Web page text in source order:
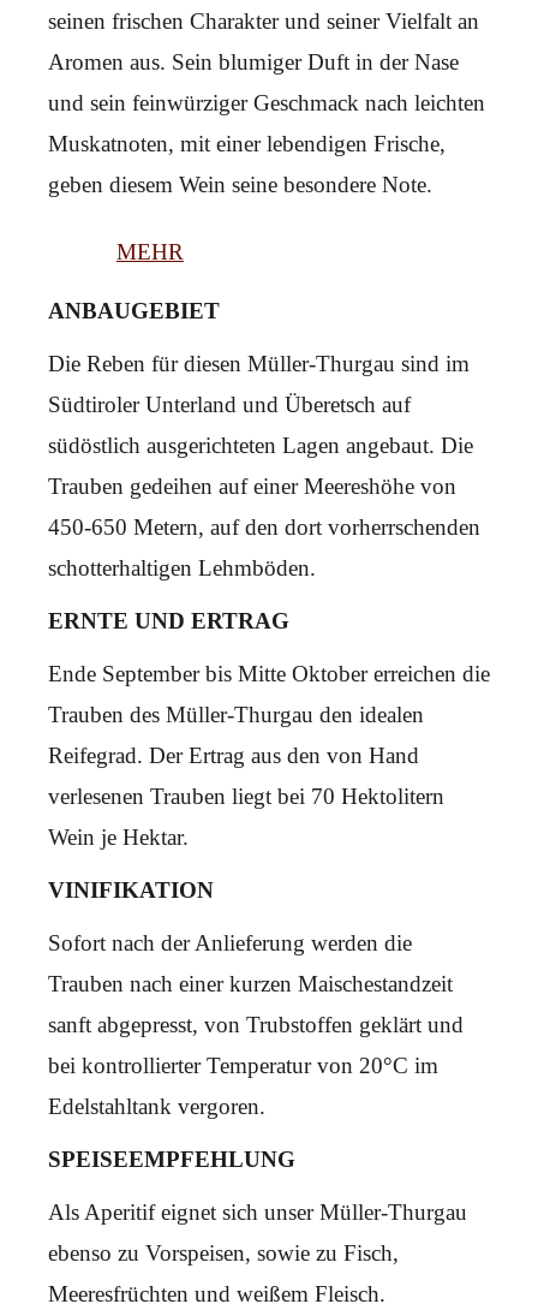
seinen frischen Charakter und seiner Vielfalt an
Aromen aus. Sein blumiger Duft in der Nase
und sein feinwürziger Geschmack nach leichten
Muskatnoten, mit einer lebendigen Frische,
geben diesem Wein seine besondere Note.
MEHR
ANBAUGEBIET
Die Reben für diesen Müller-Thurgau sind im
Südtiroler Unterland und Überetsch auf
südöstlich ausgerichteten Lagen angebaut. Die
Trauben gedeihen auf einer Meereshöhe von
450-650 Metern, auf den dort vorherrschenden
schotterhaltigen Lehmböden.
ERNTE UND ERTRAG
Ende September bis Mitte Oktober erreichen die
Trauben des Müller-Thurgau den idealen
Reifegrad. Der Ertrag aus den von Hand
verlesenen Trauben liegt bei 70 Hektolitern
Wein je Hektar.
VINIFIKATION
Sofort nach der Anlieferung werden die
Trauben nach einer kurzen Maischestandzeit
sanft abgepresst, von Trubstoffen geklärt und
bei kontrollierter Temperatur von 20°C im
Edelstahltank vergoren.
SPEISEEMPFEHLUNG
Als Aperitif eignet sich unser Müller-Thurgau
ebenso zu Vorspeisen, sowie zu Fisch,
Meeresfrüchten und weißem Fleisch.